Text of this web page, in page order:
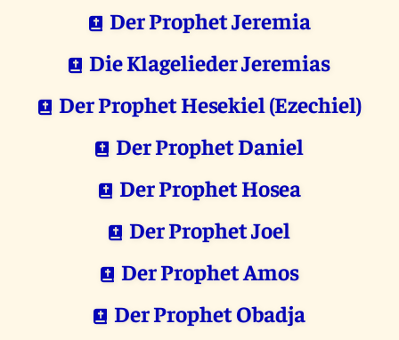
Der Prophet Jeremia
Die Klagelieder Jeremias
Der Prophet Hesekiel (Ezechiel)
Der Prophet Daniel
Der Prophet Hosea
Der Prophet Joel
Der Prophet Amos
Der Prophet Obadja